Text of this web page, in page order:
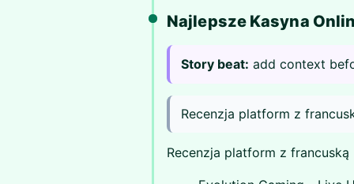
Najlepsze Kasyna
Story beat: add context
Recenzja platform z
Recenzja platform z francuską